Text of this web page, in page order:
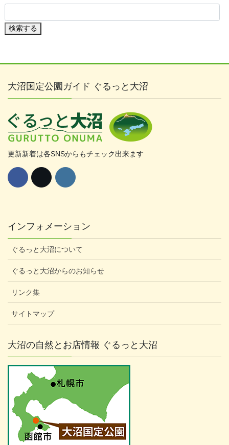
検索する
大沼国定公園ガイド ぐるっと大沼
更新新着は各SNSからもチェック出来ます
インフォメーション
ぐるっと大沼について
ぐるっと大沼からのお知らせ
リンク集
サイトマップ
大沼の自然とお店情報 ぐるっと大沼